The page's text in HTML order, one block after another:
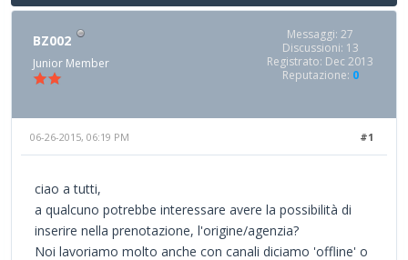
BZ002
Junior Member
Messaggi: 27
Discussioni: 13
Registrato: Dec 2013
Reputazione: 0
#1
06-26-2015, 06:19 PM
ciao a tutti,
a qualcuno potrebbe interessare avere la possibilità di
inserire nella prenotazione, l'origine/agenzia?
Noi lavoriamo molto anche con canali diciamo 'offline' o